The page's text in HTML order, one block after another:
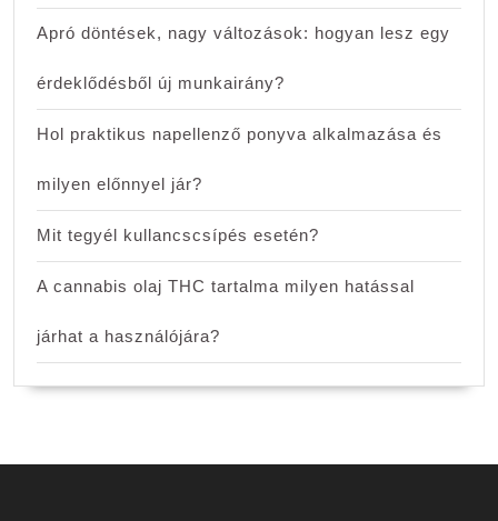
Apró döntések, nagy változások: hogyan lesz egy
érdeklődésből új munkairány?
Hol praktikus napellenző ponyva alkalmazása és
milyen előnnyel jár?
Mit tegyél kullancscsípés esetén?
A cannabis olaj THC tartalma milyen hatással
járhat a használójára?